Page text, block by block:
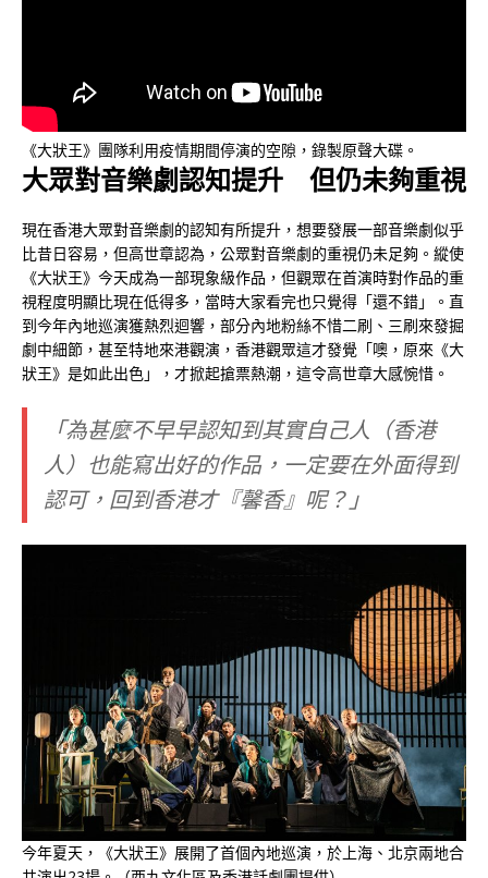
《大狀王》團隊利用疫情期間停演的空隙，錄製原聲大碟。
大眾對音樂劇認知提升 但仍未夠重視
現在香港大眾對音樂劇的認知有所提升，想要發展一部音樂劇似乎
比昔日容易，但高世章認為，公眾對音樂劇的重視仍未足夠。縱使
《大狀王》今天成為一部現象級作品，但觀眾在首演時對作品的重
視程度明顯比現在低得多，當時大家看完也只覺得「還不錯」。直
到今年內地巡演獲熱烈迴響，部分內地粉絲不惜二刷、三刷來發掘
劇中細節，甚至特地來港觀演，香港觀眾這才發覺「噢，原來《大
狀王》是如此出色」，才掀起搶票熱潮，這令高世章大感惋惜。
「為甚麼不早早認知到其實自己人（香港
人）也能寫出好的作品，一定要在外面得到
認可，回到香港才『馨香』呢？ 」
今年夏天，《大狀王》展開了首個內地巡演，於上海、北京兩地合